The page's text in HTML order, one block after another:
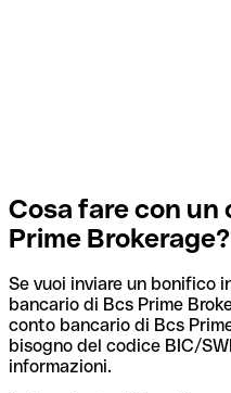
Cosa fare con un
Prime Brokerage?
Se vuoi inviare un bonifico
bancario di Bcs Prime
conto bancario di Bcs
bisogno del codice BIC/
informazioni.